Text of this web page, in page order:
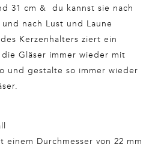
31 cm & du kannst sie nach
nach Lust und Laune
Kerzenhalters ziert ein
Gläser immer wieder mit
und gestalte so immer wieder
einem Durchmesser von 22 mm